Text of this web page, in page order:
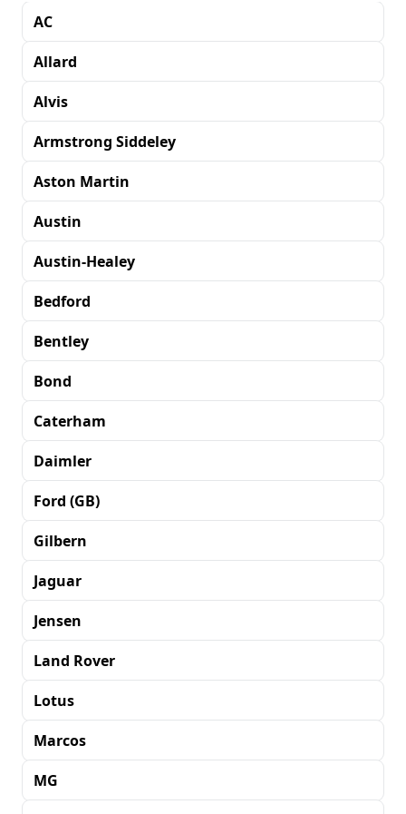
AC
Allard
Alvis
Armstrong Siddeley
Aston Martin
Austin
Austin-Healey
Bedford
Bentley
Bond
Caterham
Daimler
Ford (GB)
Gilbern
Jaguar
Jensen
Land Rover
Lotus
Marcos
MG